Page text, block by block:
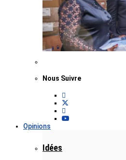
Nous Suivre
Opinions
Idées